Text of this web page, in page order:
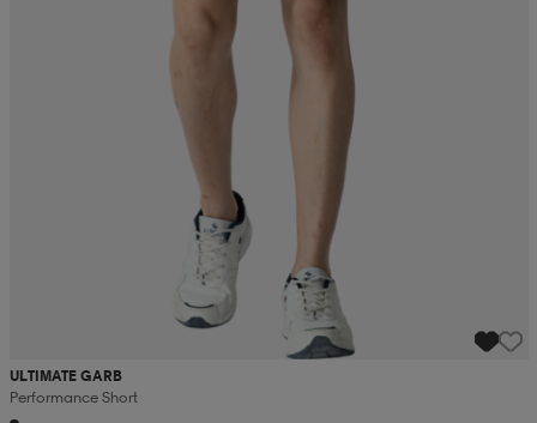
ULTIMATE GARB
Performance Short